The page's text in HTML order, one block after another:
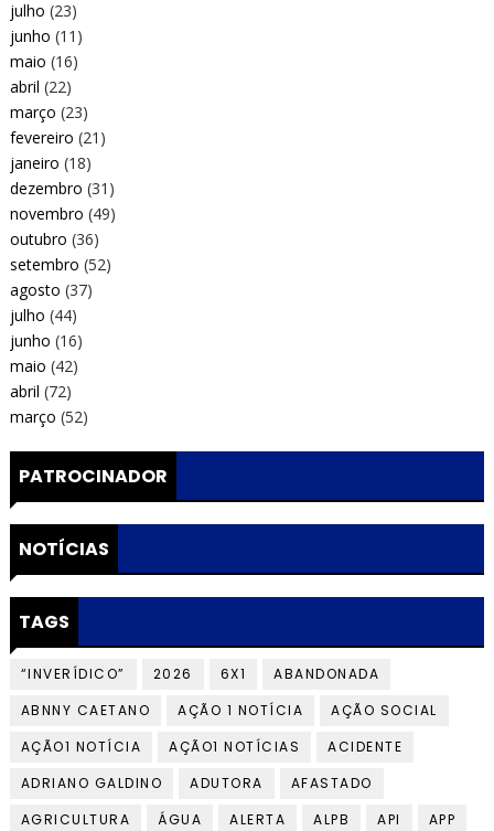
julho (23)
junho (11)
maio (16)
abril (22)
março (23)
fevereiro (21)
janeiro (18)
dezembro (31)
novembro (49)
outubro (36)
setembro (52)
agosto (37)
julho (44)
junho (16)
maio (42)
abril (72)
março (52)
PATROCINADOR
NOTÍCIAS
TAGS
“INVERÍDICO” 2026 6X1
ABANDONADA
ABNNY CAETANO
AÇÃO 1 NOTÍCIA
AÇÃO SOCIAL
AÇÃO1 NOTÍCIA
AÇÃO1 NOTÍCIAS
ACIDENTE
ADRIANO GALDINO
ADUTORA
AFASTADO
AGRICULTURA
ÁGUA ALERTA ALPB API
APP